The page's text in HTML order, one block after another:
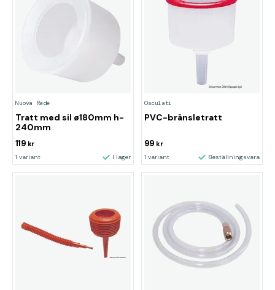
Nuova Rade
Tratt med sil ø180mm h-
240mm
119 kr
1 variant I lager
Osculati
PVC-bränsletratt
99 kr
1 variant Beställningsvara